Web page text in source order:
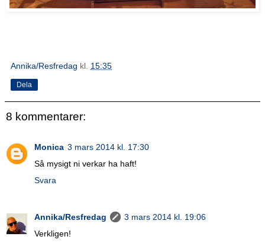
Annika/Resfredag kl. 15:35
Dela
8 kommentarer:
Monica 3 mars 2014 kl. 17:30
Så mysigt ni verkar ha haft!
Svara
Annika/Resfredag
3 mars 2014 kl. 19:06
Verkligen!